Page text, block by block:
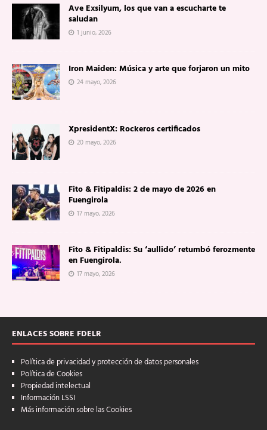
Ave Exsilyum, los que van a escucharte te
saludan
1 junio, 2026
Iron Maiden: Música y arte que forjaron un mito
24 mayo, 2026
XpresidentX: Rockeros certificados
20 mayo, 2026
Fito & Fitipaldis: 2 de mayo de 2026 en
Fuengirola
17 mayo, 2026
Fito & Fitipaldis: Su ‘aullido’ retumbó ferozmente
en Fuengirola.
17 mayo, 2026
ENLACES SOBRE FDELR
Política de privacidad y protección de datos personales
Política de Cookies
Propiedad intelectual
Información LSSI
Más información sobre las Cookies